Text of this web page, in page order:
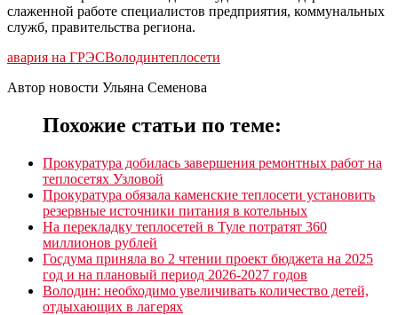
слаженной работе специалистов предприятия, коммунальных
служб, правительства региона.
авария на ГРЭСВолодинтеплосети
Автор новости Ульяна Семенова
Похожие статьи по теме:
Прокуратура добилась завершения ремонтных работ на
теплосетях Узловой
Прокуратура обязала каменские теплосети установить
резервные источники питания в котельных
На перекладку теплосетей в Туле потратят 360
миллионов рублей
Госдума приняла во 2 чтении проект бюджета на 2025
год и на плановый период 2026-2027 годов
Володин: необходимо увеличивать количество детей,
отдыхающих в лагерях